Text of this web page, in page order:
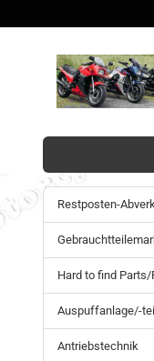
Restposten-
Hard to find
Auspuffanlage/-
Antriebstechnik